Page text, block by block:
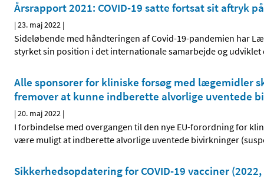
Årsrapport 2021: COVID-19 satte fortsat sit aftryk
|23. maj 2022 |
Sideløbende med håndteringen af Covid-19-pandemien har
styrket sin position i det internationale samarbejde og
Alle sponsorer for kliniske forsøg med lægemidler
fremover at kunne indberette alvorlige uventede
|20. maj 2022 |
I forbindelse med overgangen til den nye EU-forordning for
være muligt at indberette alvorlige uventede bivirkninger
Sikkerhedsopdatering for COVID-19 vacciner (2022,